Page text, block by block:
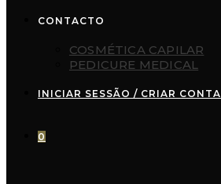
CONTACTO
COSMÉTICA CAPILAR
PEDICURE MEDICAL
INICIAR SESSÃO / CRIAR CONTA
0